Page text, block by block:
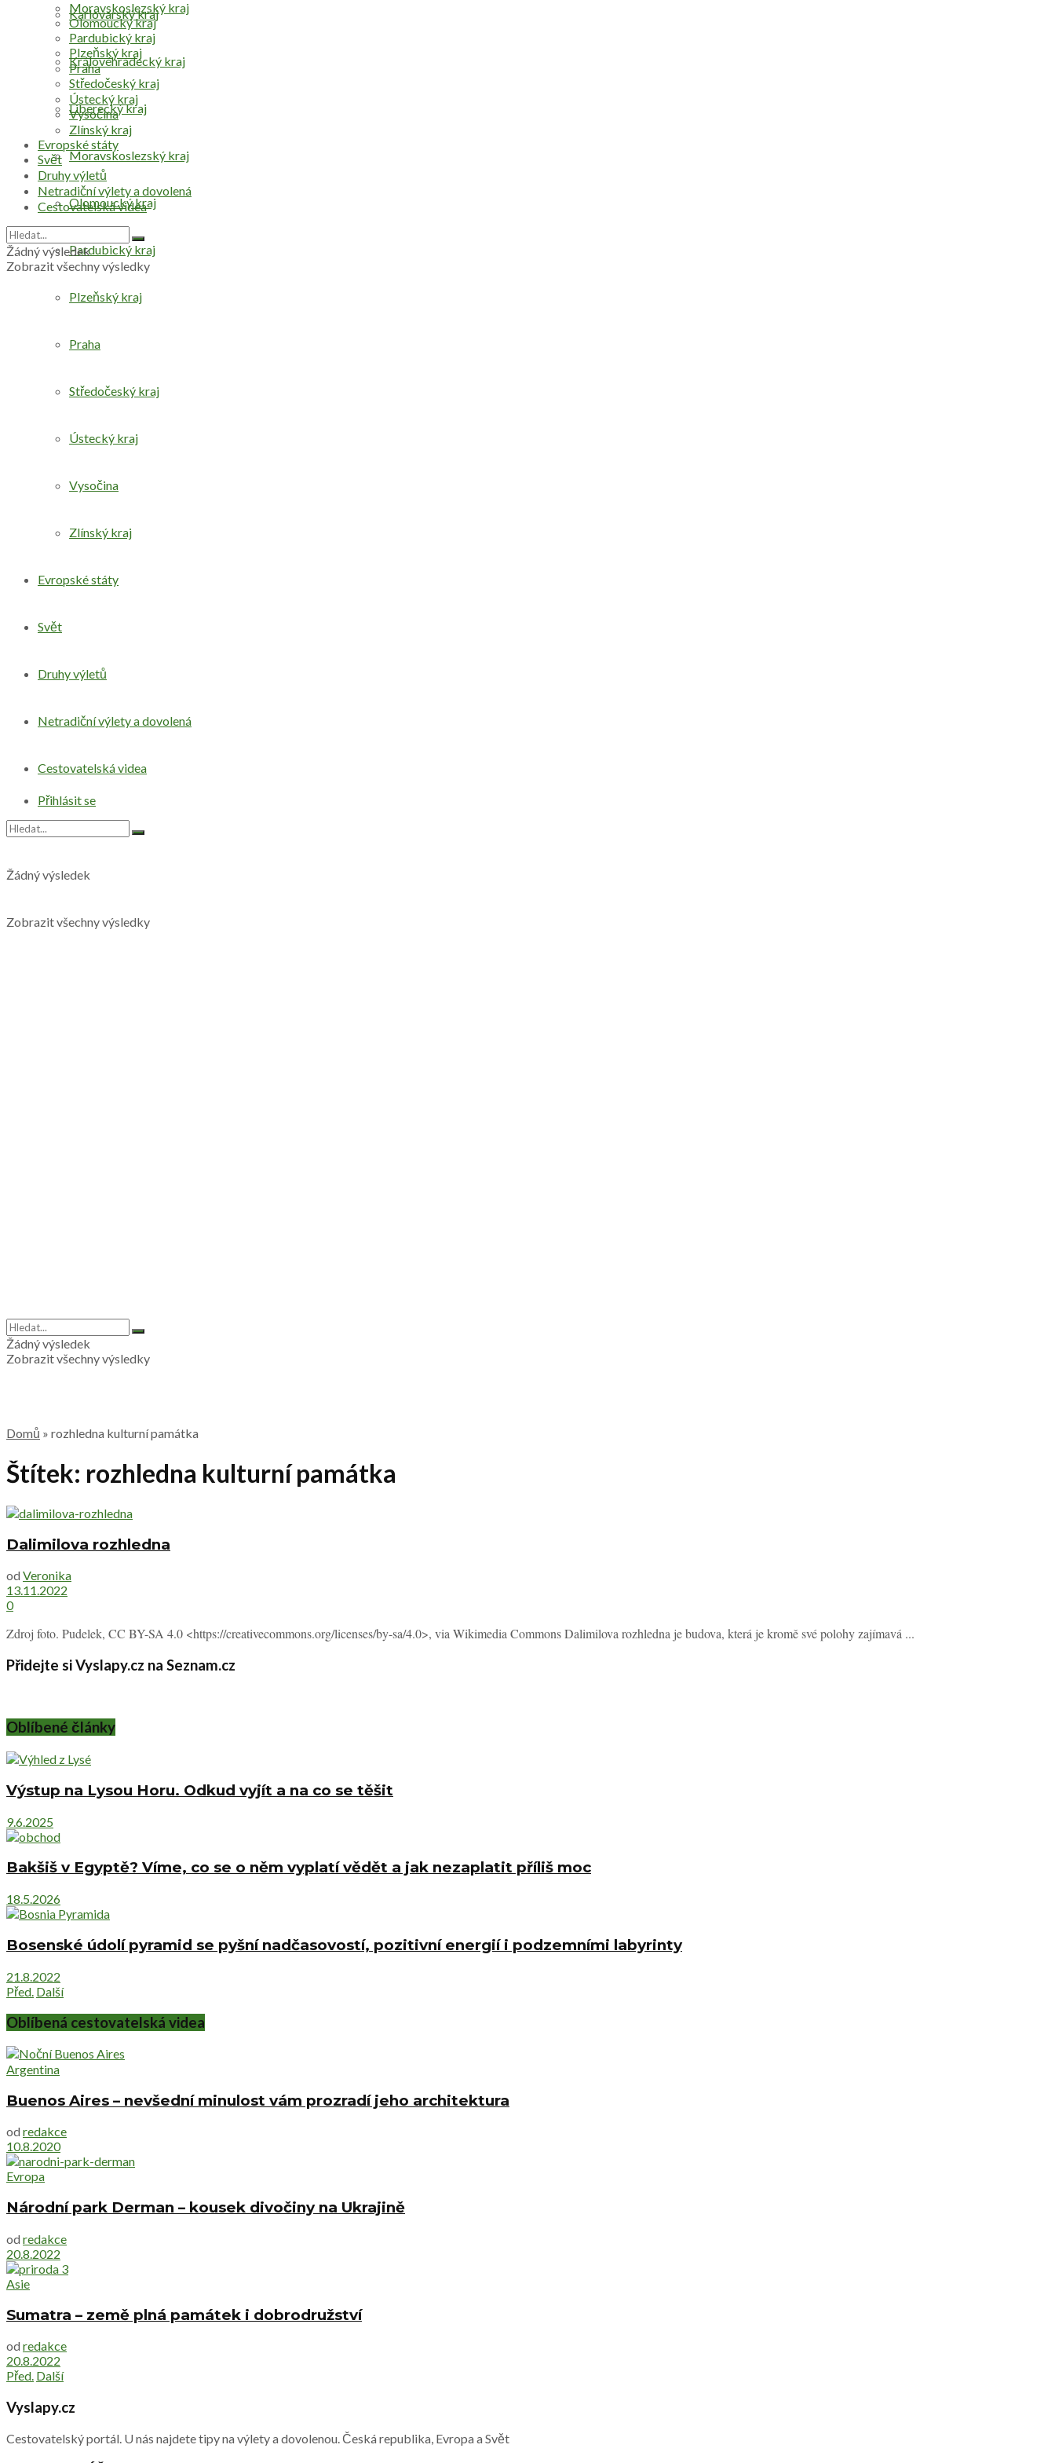
Přihlásit se
Karlovarský kraj
Královéhradecký kraj
Liberecký kraj
Moravskoslezský kraj
Olomoucký kraj
Pardubický kraj
Plzeňský kraj
Praha
Středočeský kraj
Ústecký kraj
Vysočina
Zlínský kraj
Evropské státy
Svět
Druhy výletů
Netradiční výlety a dovolená
Cestovatelská videa
Žádný výsledek
Zobrazit všechny výsledky
Moravskoslezský kraj
Olomoucký kraj
Pardubický kraj
Plzeňský kraj
Praha
Středočeský kraj
Ústecký kraj
Vysočina
Zlínský kraj
Evropské státy
Svět
Druhy výletů
Netradiční výlety a dovolená
Cestovatelská videa
Žádný výsledek
Zobrazit všechny výsledky
Žádný výsledek
Zobrazit všechny výsledky
Domů » rozhledna kulturní památka
Štítek: rozhledna kulturní památka
Dalimilova rozhledna
od Veronika
13.11.2022
0
Zdroj foto. Pudelek, CC BY-SA 4.0 <https://creativecommons.org/licenses/by-sa/4.0>, via Wikimedia Commons Dalimilova rozhledna je budova, která je kromě své polohy zajímavá ...
Přidejte si Vyslapy.cz na Seznam.cz
Oblíbené články
Výstup na Lysou Horu. Odkud vyjít a na co se těšit
9.6.2025
Bakšiš v Egyptě? Víme, co se o něm vyplatí vědět a jak nezaplatit příliš moc
18.5.2026
Bosenské údolí pyramid se pyšní nadčasovostí, pozitivní energií i podzemními labyrinty
21.8.2022
Před. Další
Oblíbená cestovatelská videa
Argentina
Buenos Aires – nevšední minulost vám prozradí jeho architektura
od redakce
10.8.2020
Evropa
Národní park Derman – kousek divočiny na Ukrajině
od redakce
20.8.2022
Asie
Sumatra – země plná památek i dobrodružství
od redakce
20.8.2022
Před. Další
Vyslapy.cz
Cestovatelský portál. U nás najdete tipy na výlety a dovolenou. Česká republika, Evropa a Svět